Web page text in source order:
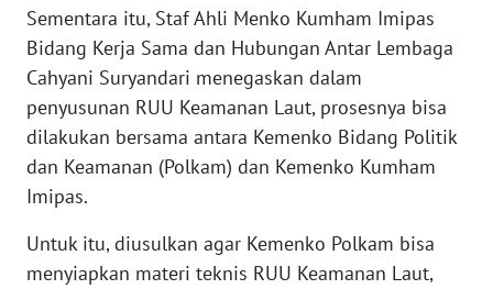
Sementara itu, Staf Ahli Menko Kumham Imipas
Bidang Kerja Sama dan Hubungan Antar Lembaga
Cahyani Suryandari menegaskan dalam
penyusunan RUU Keamanan Laut, prosesnya bisa
dilakukan bersama antara Kemenko Bidang Politik
dan Keamanan (Polkam) dan Kemenko Kumham
Imipas.
Untuk itu, diusulkan agar Kemenko Polkam bisa
menyiapkan materi teknis RUU Keamanan Laut,
NTT
KEPRI
WN
PAPUA
WN
PAPUA
BARAT